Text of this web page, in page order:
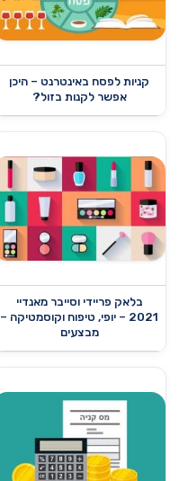
קניות לפסח באינטרנט – היכן
אפשר לקנות בזול?
בלאק פריידי וסייבר מאנדיי
2021 – יופי, טיפוח וקוסמטיקה –
מבצעים